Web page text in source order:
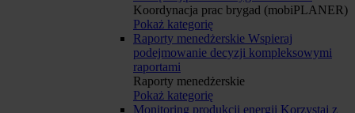
Koordynacja prac brygad (mobiPLANER)
Pokaż kategorię
Raporty menedżerskie Wspieraj
podejmowanie decyzji kompleksowymi
raportami
Raporty menedżerskie
Pokaż kategorię
Monitoring produkcji energii Korzystaj z